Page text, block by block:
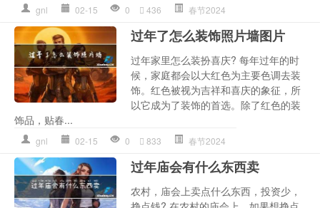
gnl 02-15 0 436 春节2024
过年了怎么装饰照片墙图片
过年家里怎么装扮喜庆? 每年过年的时
候，家庭都会以大红色为主要色调去装
饰。红色被视为吉祥和喜庆的象征，所
以它成为了装饰的首选。除了红色的装
饰品，贴春...
gnl 02-15 0 833 春节2024
过年庙会有什么东西卖
农村，庙会上卖点什么东西，投资少，